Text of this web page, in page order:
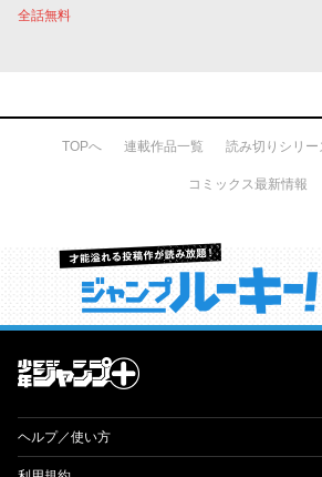
全話無料
TOPへ 連載作品一覧 読み切りシリー
コミックス最新情報
才能溢れる投稿作が読み放題！ ジ
ヘルプ／使い方